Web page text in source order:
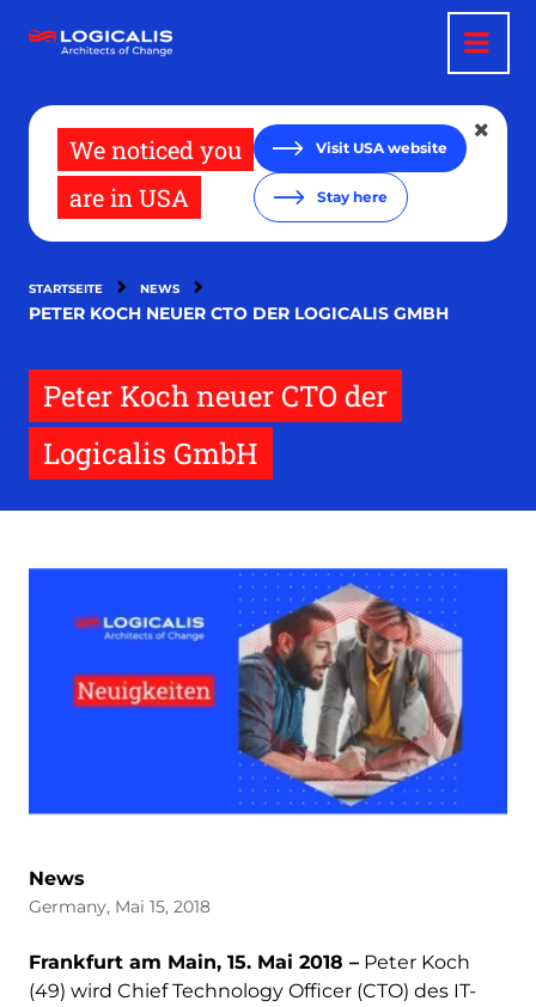
zum
Inhalt
We noticed you
are in USA
Visit USA website
Stay here
STARTSEITE NEWS
PETER KOCH NEUER CTO DER LOGICALIS GMBH
Peter Koch neuer CTO der
Logicalis GmbH
News
Germany, Mai 15, 2018
Frankfurt am Main, 15. Mai 2018 – Peter Koch
(49) wird Chief Technology Officer (CTO) des IT-